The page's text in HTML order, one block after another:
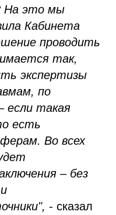
На это мы
Кабинета
проводить
так,
экспертизы
по
если такая
есть
Во всех
– без
- сказал